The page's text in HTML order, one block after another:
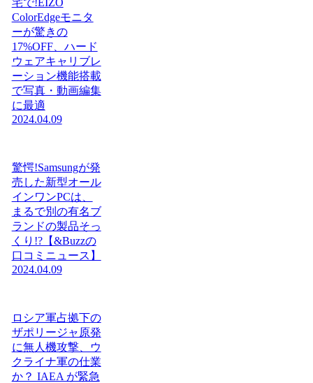
ColorEdgeモニタ
ーが驚きの
17%OFF、ハード
ウェアキャリブレ
ーション機能搭載
で写真・動画編集
に最適
2024.04.09
驚愕!Samsungが発
売した新型オール
インワンPCは、
まるで別の有名ブ
ランドの製品そっ
くり!?【&Buzzの
口コミニュース】
2024.04.09
ロシア軍占拠下の
ザポリージャ原発
に無人機攻撃、ウ
クライナ軍の仕業
か？ IAEA が緊急